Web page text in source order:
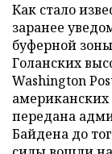
Как стало
заранее
буферной
Голанских
Washington
передана
Байдена до